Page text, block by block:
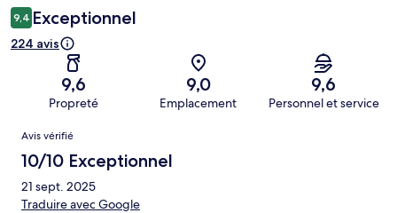
9,4 Exceptionnel
224 avis
9,6
Propreté
9,0
Emplacement
9,6
Personnel et service
Avis
Avis vérifié
10/10 Exceptionnel
21 sept. 2025
Traduire avec Google